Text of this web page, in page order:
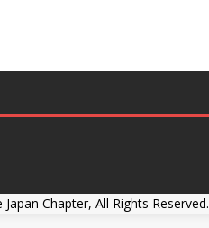
Chapter, All Rights Reserved.